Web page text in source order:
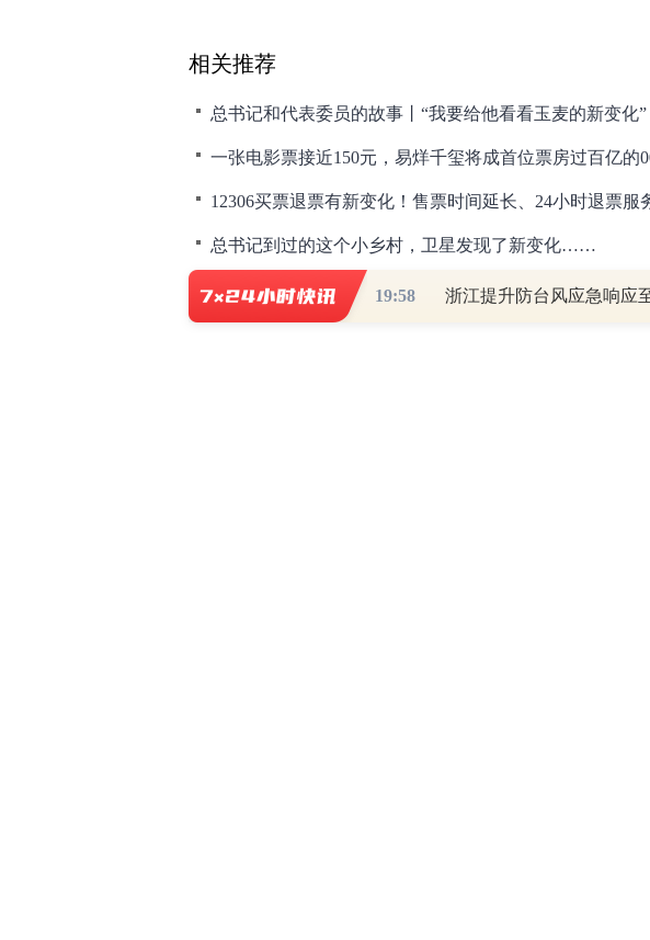
相关推荐
总书记和代表委员的故事丨“我要给他看看玉麦的新变化”
12306买票退票有新变化！售票时间延长、24小时退票服
总书记到过的这个小乡村，卫星发现了新变化……
新变化！安徽延长产假60天：男方享三十天护理假
19:58 浙江提升防台风应急响应